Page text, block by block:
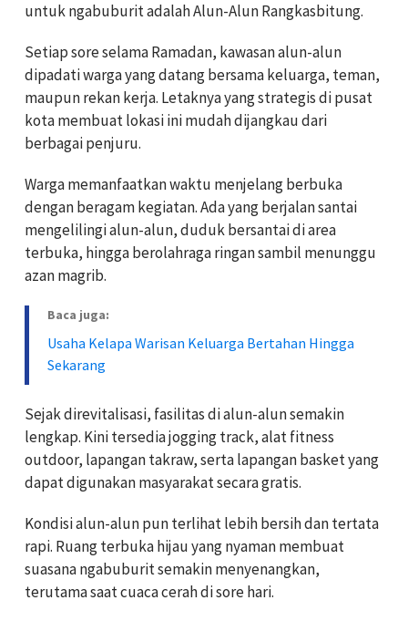
untuk ngabuburit adalah Alun-Alun Rangkasbitung.
Setiap sore selama Ramadan, kawasan alun-alun
dipadati warga yang datang bersama keluarga, teman,
maupun rekan kerja. Letaknya yang strategis di pusat
kota membuat lokasi ini mudah dijangkau dari
berbagai penjuru.
Warga memanfaatkan waktu menjelang berbuka
dengan beragam kegiatan. Ada yang berjalan santai
mengelilingi alun-alun, duduk bersantai di area
terbuka, hingga berolahraga ringan sambil menunggu
azan magrib.
Baca juga:
Usaha Kelapa Warisan Keluarga Bertahan Hingga
Sekarang
Sejak direvitalisasi, fasilitas di alun-alun semakin
lengkap. Kini tersedia jogging track, alat fitness
outdoor, lapangan takraw, serta lapangan basket yang
dapat digunakan masyarakat secara gratis.
Kondisi alun-alun pun terlihat lebih bersih dan tertata
rapi. Ruang terbuka hijau yang nyaman membuat
suasana ngabuburit semakin menyenangkan,
terutama saat cuaca cerah di sore hari.